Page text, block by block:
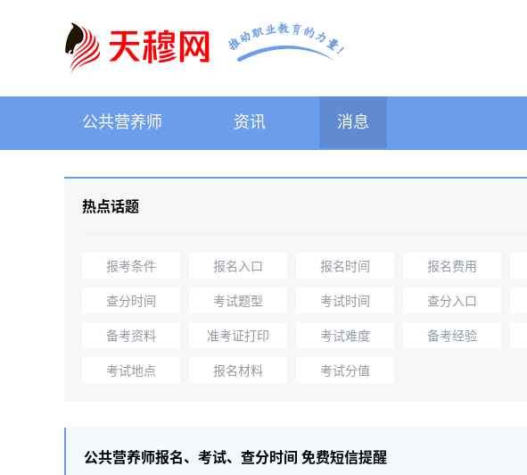
公共营养师 资讯 消息
热点话题
报考条件 报名入口 报名时间 报名费用
查分时间 考试题型 考试时间 查分入口
备考资料 准考证打印 考试难度 备考经验
考试地点 报名材料 考试分值
公共营养师报名、考试、查分时间 免费短信提醒